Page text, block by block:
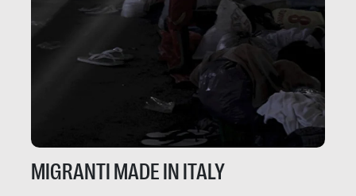
MIGRANTI MADE IN ITALY